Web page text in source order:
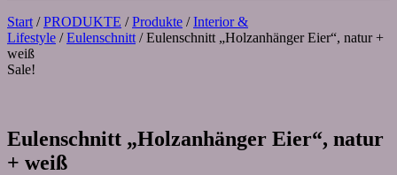
Start /PRODUKTE /Produkte /Interior &
Lifestyle /Eulenschnitt / Eulenschnitt „Holzanhänger Eier“, natur +
weiß
Sale!
Eulenschnitt „Holzanhänger Eier“, natur
+ weiß